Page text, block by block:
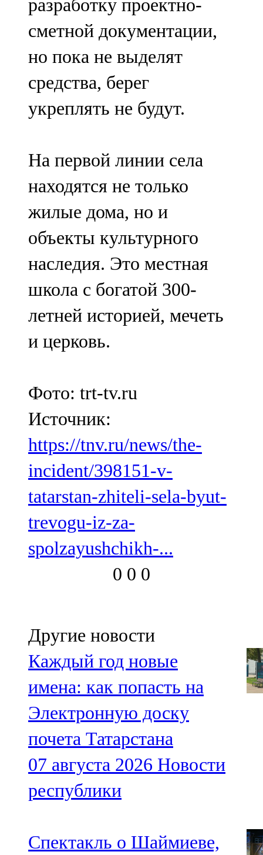
разработку проектно-
сметной документации,
но пока не выделят
средства, берег
укреплять не будут.
На первой линии села
находятся не только
жилые дома, но и
объекты культурного
наследия. Это местная
школа с богатой 300-
летней историей, мечеть
и церковь.
Фото: trt-tv.ru
Источник:
https://tnv.ru/news/the-
incident/398151-v-
tatarstan-zhiteli-sela-byut-
trevogu-iz-za-
spolzayushchikh-...
0 0 0
Другие новости
Каждый год новые
имена: как попасть на
Электронную доску
почета Татарстана
07 августа 2026 Новости
республики
Спектакль о Шаймиеве,